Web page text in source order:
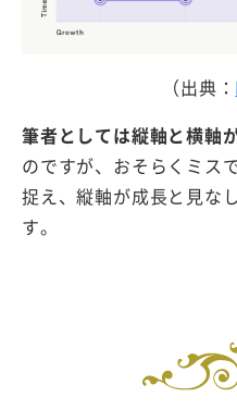
（出典：
筆者としては縦軸と横軸
のですが、おそらくミス
捉え、縦軸が成長と見な
す。